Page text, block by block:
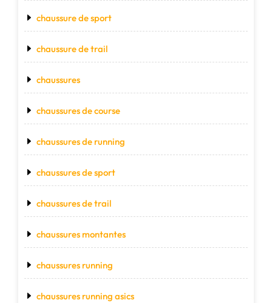
chaussure de sport
chaussure de trail
chaussures
chaussures de course
chaussures de running
chaussures de sport
chaussures de trail
chaussures montantes
chaussures running
chaussures running asics